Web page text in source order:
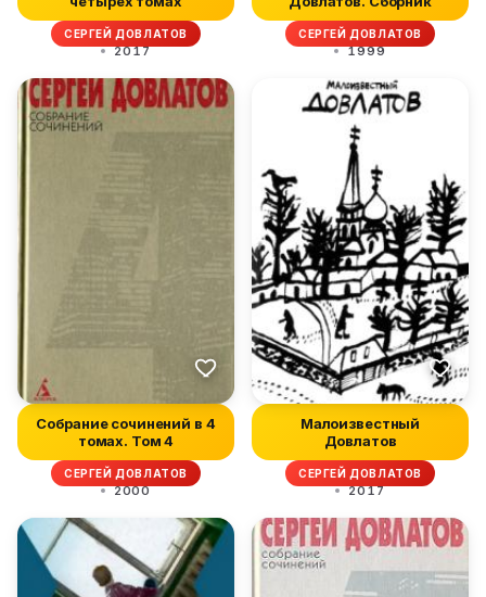
СЕРГЕЙ ДОВЛАТОВ
2017
СЕРГЕЙ ДОВЛАТОВ
1999
Собрание сочинений в 4
томах. Том 4
СЕРГЕЙ ДОВЛАТОВ
2000
Малоизвестный
Довлатов
СЕРГЕЙ ДОВЛАТОВ
2017